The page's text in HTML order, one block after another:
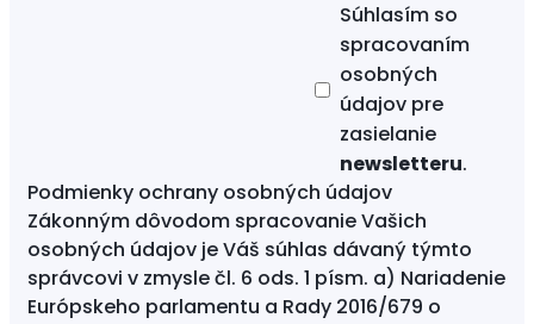
Súhlasím so
spracovaním
osobných
údajov pre
zasielanie
newsletteru.
Podmienky ochrany osobných údajov
Zákonným dôvodom spracovanie Vašich
osobných údajov je Váš súhlas dávaný týmto
správcovi v zmysle čl. 6 ods. 1 písm. a) Nariadenie
Európskeho parlamentu a Rady 2016/679 o